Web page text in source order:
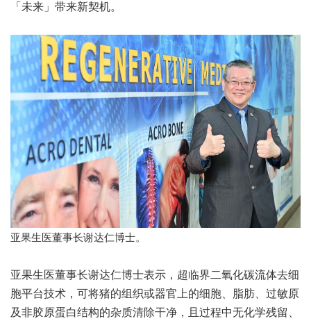
「未来」带来新契机。
亚果生医董事长谢达仁博士。
亚果生医董事长谢达仁博士表示，超临界二氧化碳流体去细
胞平台技术，可将猪的组织或器官上的细胞、脂肪、过敏原
及非胶原蛋白结构的杂质清除干净，且过程中无化学残留、